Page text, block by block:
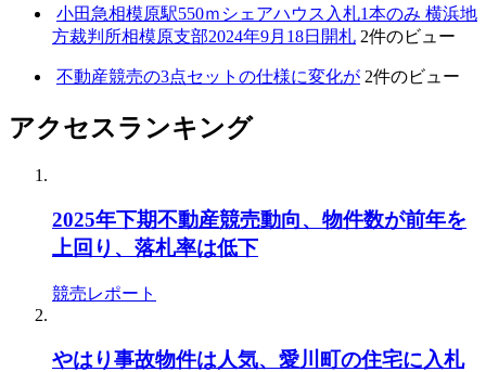
小田急相模原駅550ｍシェアハウス入札1本のみ 横浜地
方裁判所相模原支部2024年9月18日開札 2件のビュー
不動産競売の3点セットの仕様に変化が 2件のビュー
アクセスランキング
2025年下期不動産競売動向、物件数が前年を
上回り、落札率は低下
競売レポート
やはり事故物件は人気、愛川町の住宅に入札